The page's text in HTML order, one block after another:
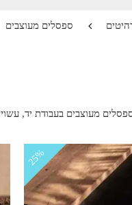
ספסלים מעוצבים
מעוצבים בעבודת יד,
25%